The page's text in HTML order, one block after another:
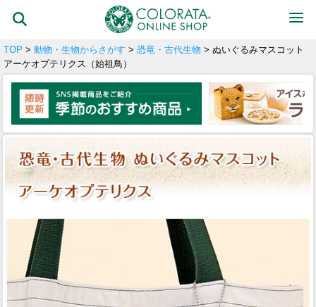
TOP > 動物・生物からさがす > 恐竜・古代生物 > ぬいぐるみマスコット
アーケオプテリクス（始祖鳥）